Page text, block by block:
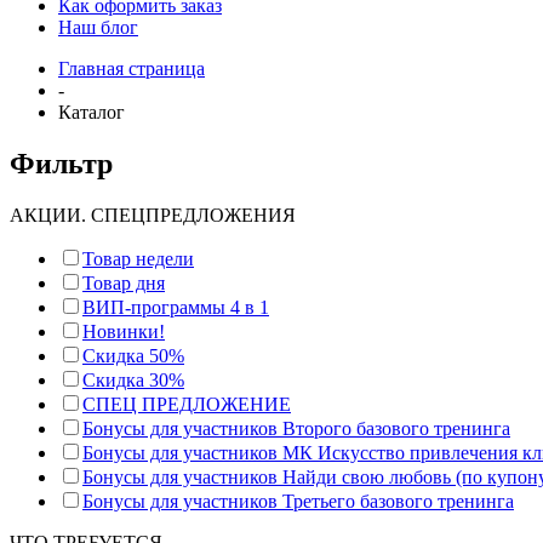
Как оформить заказ
Наш блог
Главная страница
-
Каталог
Фильтр
АКЦИИ. СПЕЦПРЕДЛОЖЕНИЯ
Товар недели
Товар дня
ВИП-программы 4 в 1
Новинки!
Скидка 50%
Скидка 30%
СПЕЦ ПРЕДЛОЖЕНИЕ
Бонусы для участников Второго базового тренинга
Бонусы для участников МК Искусство привлечения
Бонусы для участников Найди свою любовь (по
Бонусы для участников Третьего базового тренинга